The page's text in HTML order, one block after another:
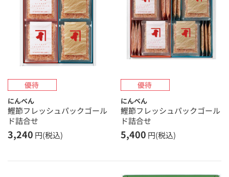
にんべん
鰹節フレッシュパックゴール
ド詰合せ
3,240 円(税込)
にんべん
鰹節フレッシュパックゴール
ド詰合せ
5,400 円(税込)